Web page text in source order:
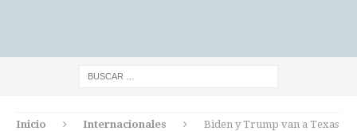
Inicio Internacionales
Biden y Trump van a Texas